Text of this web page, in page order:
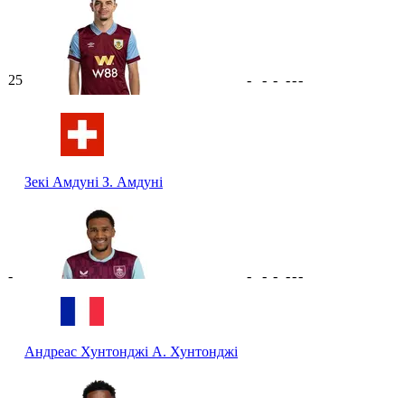
25
Зекі Амдуні З. Амдуні
- - - ---
-
Андреас Хунтонджі А. Хунтонджі
- - - ---